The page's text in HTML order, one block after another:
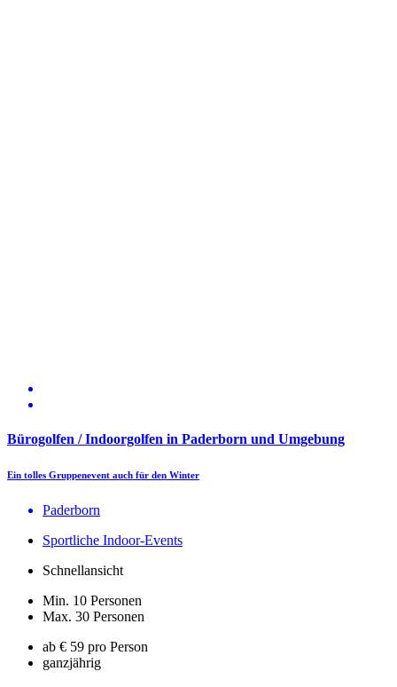
Bürogolfen / Indoorgolfen in Paderborn und Umgebung
Ein tolles Gruppenevent auch für den Winter
Paderborn
Sportliche Indoor-Events
Schnellansicht
Min. 10 Personen
Max. 30 Personen
ab € 59 pro Person
ganzjährig